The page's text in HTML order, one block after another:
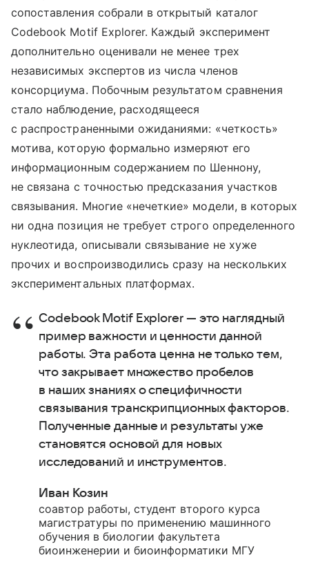
сопоставления собрали в открытый каталог
Codebook Motif Explorer. Каждый эксперимент
дополнительно оценивали не менее трех
независимых экспертов из числа членов
консорциума. Побочным результатом сравнения
стало наблюдение, расходящееся
с распространенными ожиданиями: «четкость»
мотива, которую формально измеряют его
информационным содержанием по Шеннону,
не связана с точностью предсказания участков
связывания. Многие «нечеткие» модели, в которых
ни одна позиция не требует строго определенного
нуклеотида, описывали связывание не хуже
прочих и воспроизводились сразу на нескольких
экспериментальных платформах.
Codebook Motif Explorer — это наглядный
пример важности и ценности данной
работы. Эта работа ценна не только тем,
что закрывает множество пробелов
в наших знаниях о специфичности
связывания транскрипционных факторов.
Полученные данные и результаты уже
становятся основой для новых
исследований и инструментов.
Иван Козин
соавтор работы, студент второго курса
магистратуры по применению машинного
обучения в биологии факультета
биоинженерии и биоинформатики МГУ